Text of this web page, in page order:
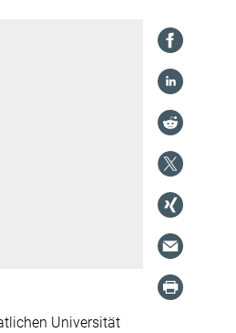
Universität